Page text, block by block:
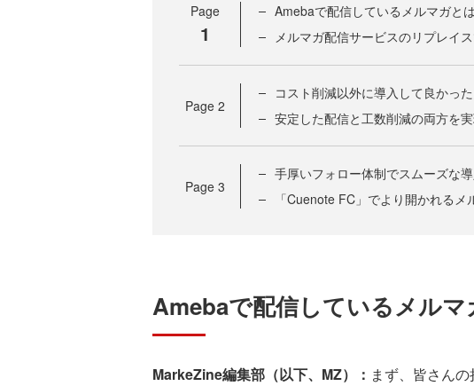
Page
1
Amebaで配信しているメルマガとは
メルマガ配信サービスのリプレイ
Page 2
コスト削減以外に導入して良かっ
安定した配信と工数削減の両方を
Page 3
手厚いフォロー体制でスムーズな
「Cuenote FC」でより開かれるメ
Amebaで配信しているメルマ
MarkeZine編集部（以下、MZ）： まず、皆さん